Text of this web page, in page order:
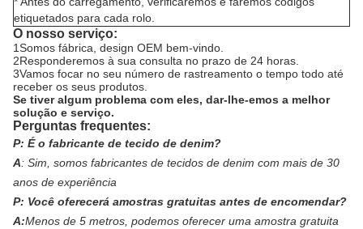
etiquetados para cada rolo.
O nosso serviço:
1Somos fábrica, design OEM bem-vindo.
2Responderemos à sua consulta no prazo de 24 horas.
3Vamos focar no seu número de rastreamento o tempo todo até
receber os seus produtos.
Se tiver algum problema com eles, dar-lhe-emos a melhor
solução e serviço.
Perguntas frequentes:
P: É o fabricante de tecido de denim?
A: Sim, somos fabricantes de tecidos de denim com mais de 30
anos de experiência
P: Você oferecerá amostras gratuitas antes de encomendar?
A:Menos de 5 metros, podemos oferecer uma amostra gratuita